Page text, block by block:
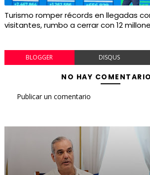
Turismo romper récords en llegadas
visitantes, rumbo a cerrar con 12
BLOGGER DISQUS
NO HAY
Publicar un comentario